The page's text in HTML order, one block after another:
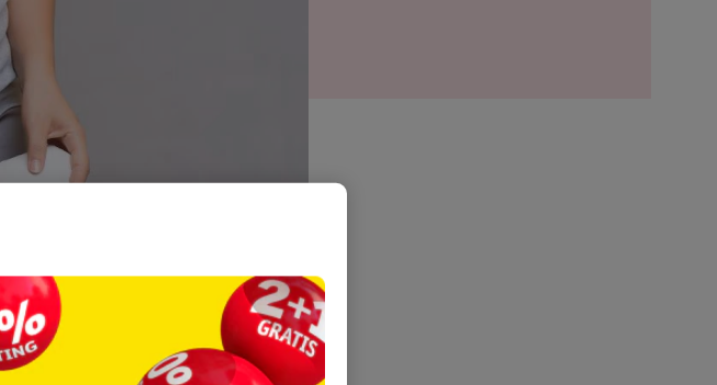
verschillende soorten materialen je